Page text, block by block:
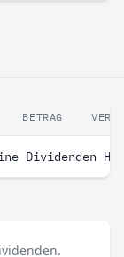
BETRAG
Dividenden